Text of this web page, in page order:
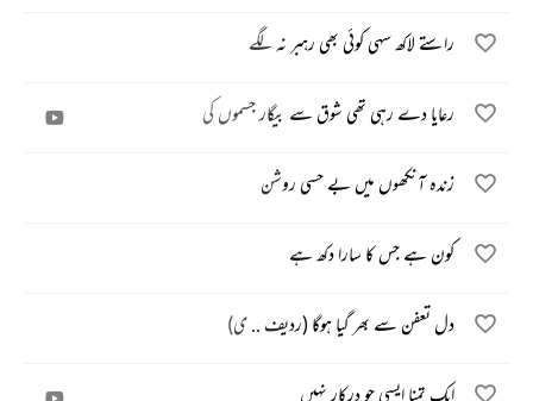
راستے لاکھ سہی کوئی بھی رہبر نہ لگے
رعایا دے رہی تھی شوق سے بیگار جسموں کی
زندہ آنکھوں میں بے حسی روشن
کون ہے جس کا سارا دکھ ہے
دل تعفن سے بھر گیا ہوگا (ردیف .. ی)
ایک تمنا ایسی جو درکار نہیں